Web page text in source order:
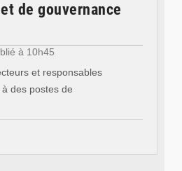
de gouvernance
à 10h45
et responsables
des postes de